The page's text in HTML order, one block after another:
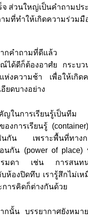
จ ส่วนใหญ่เป็นคำถามปร
มที่ทำให้เกิดความร่วมมื
กคำถามที่ดีแล้ว
ได้ดีก็ต้องอาศํย
กระบ
ห่งความช้า
เพื่อให้เกิด
อียดบางอย่าง
ญในการเรียนรู้เป็นทีม
องการเรียนรู้
นกัน
เพราะพื้นที่ทาง
นกัน (power of place)
มดา
เช่น
การสนท
ห้องปิดทึบ เรารู้สึกไม่เ
ารคิดก็ต่างกันด้วย
กนั้น บรรยากาศยังหมา